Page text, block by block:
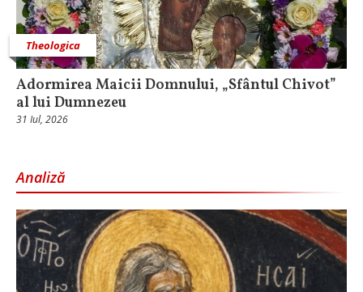
Theologica
Adormirea Maicii Domnului, „Sfântul Chivot”
al lui Dumnezeu
31 Iul, 2026
Analiză